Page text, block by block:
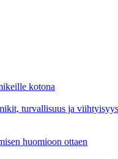
kotona
turvallisuus ja
huomioon ottaen